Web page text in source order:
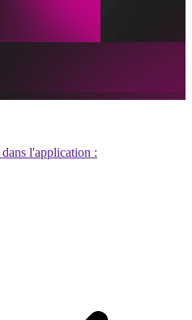
l'application :